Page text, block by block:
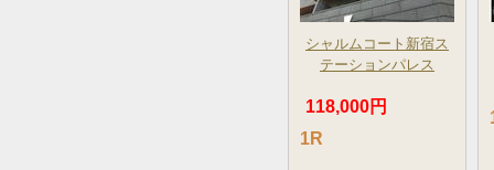
シャルムコート新宿ス
テーションパレス
118,000円
1R